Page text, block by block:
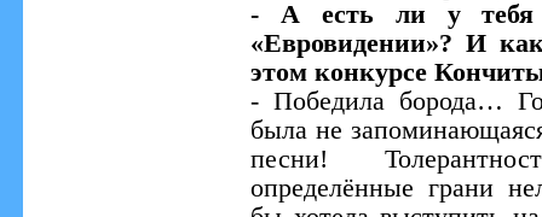
- А есть ли у тебя
«Евровидении»? И
этом конкурсе
- Победила борода…
была не
песни!
определённые грани